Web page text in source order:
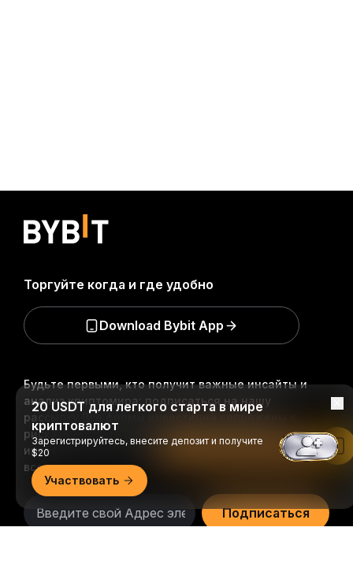
Будьте первыми, кто получит важные инсайты и
анализ криптомира: подписаться на нашу
рассылку.
Все формы инвестиций сопряжены с
рисками, включая риск потери всей суммы
инвестиций. Такая деятельность подходит не для
всех.
Подписаться
Торгуйте когда и где удобно
Download Bybit App
20 USDT для легкого старта в мире
криптовалют
Зарегистрируйтесь, внесите депозит и получите
$20
Участвовать
Читать в приложении Bybit